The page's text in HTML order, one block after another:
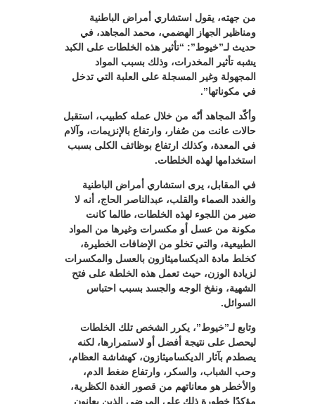
من جهته، يقول استشاري أمراض الباطنية
ومناظير الجهاز الهضمي، محمد المجاهد، في
حديث لـ”خيوط”: “تأثير هذه الخلطات على الكبد
يشبه تأثير المخدرات، وذلك بسبب المواد
المجهولة وغير المسجلة على العلبة التي تدخل
في مكوناتها”.
وأكّد المجاهد أنّه من خلال عمله كطبيب، استقبل
حالات عانت من صُفار، وارتفاع بالإنزيمات، وآلام
في المعدة، وكذلك ارتفاع بوظائف الكلى بسبب
استخدامها لهذه الخلطات.
في المقابل، يرى استشاري أمراض الباطنية
والغدد الصماء والقلب، عبدالناصر الحاج، أنه لا
ضير من اللجوء لهذه الخلطات، طالما كانت
مكونة من عسل أو مكسرات وغيرها من المواد
الطبيعية، والتي تخلو من الإضافات الخطيرة،
كخلط مادة الديكساميثازون بالعسل والمكسرات
لزيادة الوزن، حيث تعمل هذه الخلطة على فتح
الشهية، ونفخ الوجه والجسد بسبب احتباس
السوائل.
وتابع لـ”خيوط”، يكرر الشخص تلك الخلطات
ليحصل على نتيجة أفضل أو لاستمرارها، لكنه
يصطدم بآثار الديكساميثازون، كهشاشة العظام،
وحب الشباب، والسكر، وارتفاع ضغط الدم،
والأخطر هو معاناتهم من قصور الغدة الكظرية،
مؤكدًا خطورة ذلك على المرضى الذين يعانون